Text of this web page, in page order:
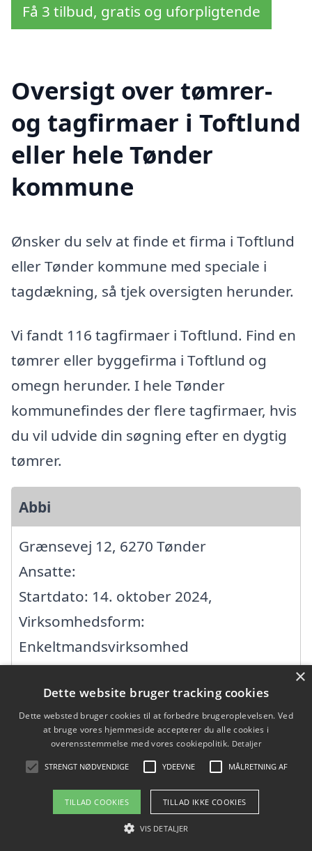
Få 3 tilbud, gratis og uforpligtende
Oversigt over tømrer-
og tagfirmaer i Toftlund
eller hele Tønder
kommune
Ønsker du selv at finde et firma i Toftlund
eller Tønder kommune med speciale i
tagdækning, så tjek oversigten herunder.
Vi fandt 116 tagfirmaer i Toftlund. Find en
tømrer eller byggefirma i Toftlund og
omegn herunder. I hele Tønder
kommunefindes der flere tagfirmaer, hvis
du vil udvide din søgning efter en dygtig
tømrer.
Abbi
Grænsevej 12, 6270 Tønder
Ansatte:
Startdato: 14. oktober 2024,
Virksomhedsform:
Enkeltmandsvirksomhed
CVR: 45134946
ABH byg murermester
Ottersbølvej 45, 6780 Skærbæk
Ansatte: 0
Startdato: 01. januar 2004,
Virksomhedsform:
×
Dette website bruger tracking cookies
Dette websted bruger cookies til at forbedre brugeroplevelsen. Ved
at bruge vores hjemmeside accepterer du alle cookies i
overensstemmelse med vores cookiepolitik. Detaljer
STRENGT NØDVENDIGE YDEEVNE MÅLRETNING AF
TILLAD COOKIES TILLAD IKKE COOKIES
VIS DETALJER